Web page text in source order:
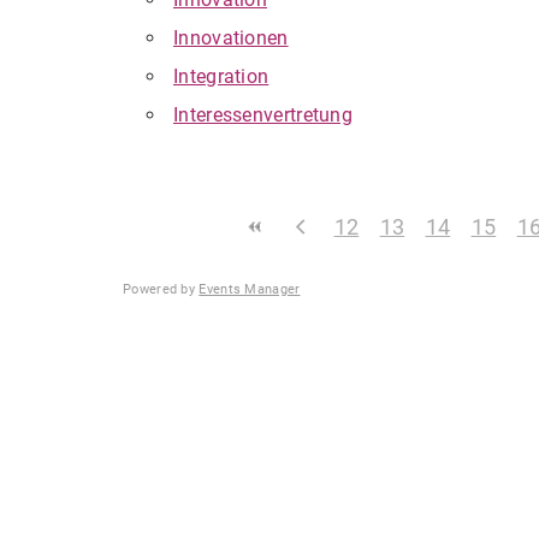
Innovationen
Integration
Interessenvertretung
12 13 14 15 16
Powered by Events Manager